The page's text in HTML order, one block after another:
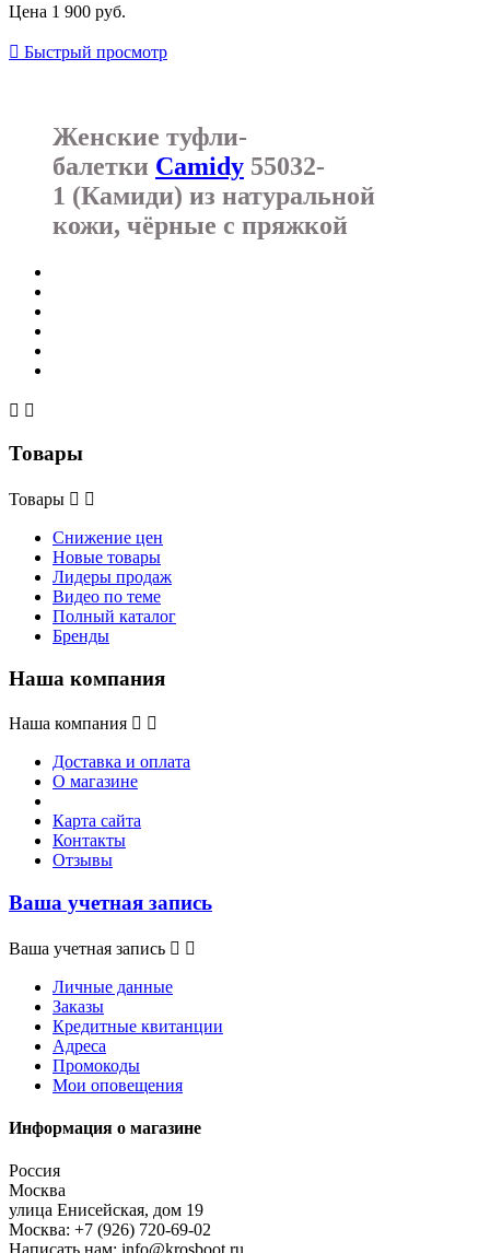
Цена 1 900 руб.
 Быстрый просмотр
Женские туфли-
балетки Camidy 55032-
1 (Камиди) из натуральной
кожи, чёрные с пряжкой
 
Товары
Товары  
Снижение цен
Новые товары
Лидеры продаж
Видео по теме
Полный каталог
Бренды
Наша компания
Наша компания  
Доставка и оплата
О магазине
Карта сайта
Контакты
Отзывы
Ваша учетная запись
Ваша учетная запись  
Личные данные
Заказы
Кредитные квитанции
Адреса
Промокоды
Мои оповещения
Информация о магазине
Россия
Москва
улица Енисейская, дом 19
Москва: +7 (926) 720-69-02